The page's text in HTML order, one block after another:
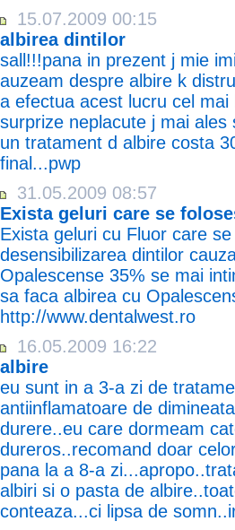
15.07.2009 00:15
albirea dintilor
sall!!!pana in prezent j mie
auzeam despre albire k
a efectua acest lucru cel
surprize neplacute j mai
un tratament d albire costa
final...pwp
31.05.2009 08:57
Exista geluri care se
Exista geluri cu Fluor care
desensibilizarea dintilor
Opalescense 35% se mai
sa faca albirea cu
http://www.dentalwest.ro
16.05.2009 16:22
albire
eu sunt in a 3-a zi de
antiinflamatoare de
durere..eu care dormeam
dureros..recomand doar
pana la a 8-a
albiri si o pasta de
conteaza...ci lipsa de